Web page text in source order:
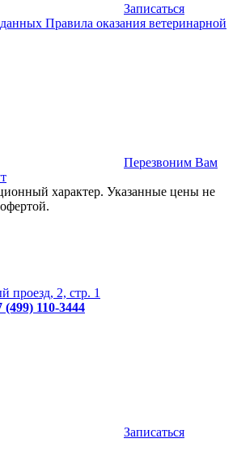
Записаться
Правила оказания ветеринарной
Перезвоним Вам
характер. Указанные цены не
проезд, 2, стр. 1
(499) 110-3444
Записаться